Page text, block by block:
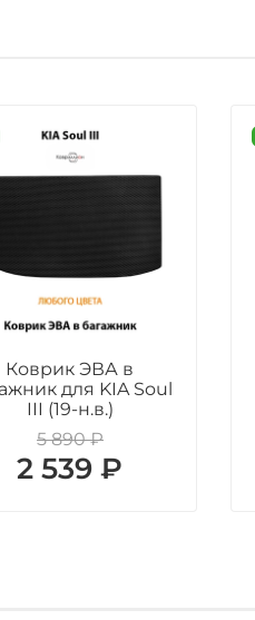
Коврик ЭВА в
для KIA Soul
III (19-н.в.)
5 890 ₽
2 539 ₽